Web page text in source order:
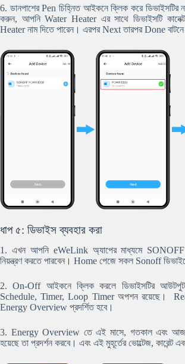
6. ডানপাশের Pen চিহ্নিত আইকনে ক্লিক করে ডিভাইসটির
করুন, আপনি Water Heater এর সাথে ডিভাইসটি
Heater নাম দিতে পারেন। এরপর Next তারপর Done
ধাপ ৫: ডিভাইস ব্যবহার করা
1. এখন আপনি eWeLink অ্যাপের মাধ্যমে
নিয়ন্ত্রণ করতে পারবেন। Home পেজে সকল Sonoff
2. On-Off আইকনে ক্লিক করলে ডিভাইসটির
Schedule, Timer, Loop Timer অপশন রয়েছে।
Energy Overview প্রদর্শিত হবে।
3. Energy Overview তেএই মাসে, গতকাল এবং
হয়েছে তা প্রদর্শন করবে। এবং এই মুহূর্তের ভোল্টেজ, কারেন্ট